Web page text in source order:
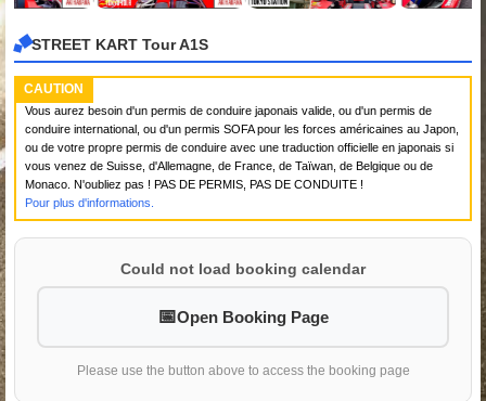
STREET KART Tour A1S
CAUTION
Vous aurez besoin d'un permis de conduire japonais valide, ou d'un permis de
conduire international, ou d'un permis SOFA pour les forces américaines au Japon,
ou de votre propre permis de conduire avec une traduction officielle en japonais si
vous venez de Suisse, d'Allemagne, de France, de Taïwan, de Belgique ou de
Monaco. N'oubliez pas ! PAS DE PERMIS, PAS DE CONDUITE !
Pour plus d'informations.
Could not load booking calendar
Open Booking Page
Please use the button above to access the booking page